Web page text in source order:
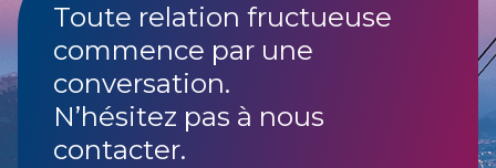
Toute relation fructueuse
commence par une
conversation.
N’hésitez pas à nous
contacter.